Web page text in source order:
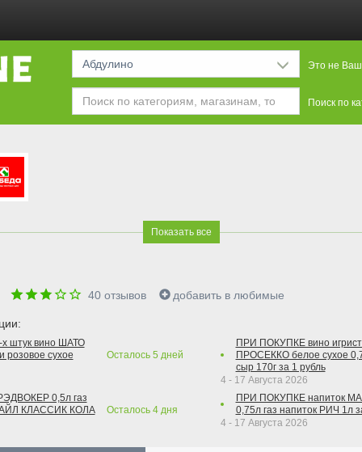
Абдулино Это не Ваш
Поиск по
Показать все
40отзывов добавить в любимые
х штук вино ШАТО
сухое
Осталось 5 дней
0,5л газ
КЛАССИК КОЛА
Осталось 4дня
ПРИ ПОКУПКЕ вино
ПРОСЕККО белое сухое
сыр 170г за 1 рубль
4 - 17 Августа 2026
ПРИ ПОКУПКЕ напиток
0,75л газ напиток РИЧ 1л
4 - 17 Августа 2026